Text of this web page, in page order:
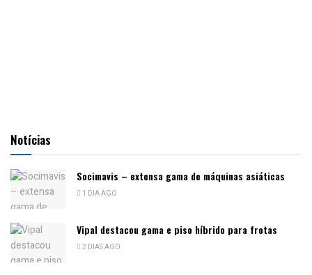
Notícias
Socimavis – extensa gama de máquinas asiáticas
1 DIA AGO
Vipal destacou gama e piso híbrido para frotas
2 DIAS AGO